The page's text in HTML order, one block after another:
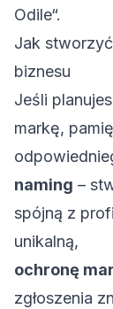
Odile“.
Jak
biznesu
Jeśli
markę,
naming –
spójną z
unikalną,
ochronę
zgłoszenia